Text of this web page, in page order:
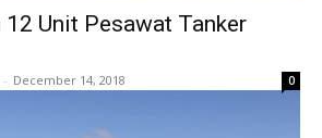
Unit Pesawat Tanker
- December 14, 2018 0